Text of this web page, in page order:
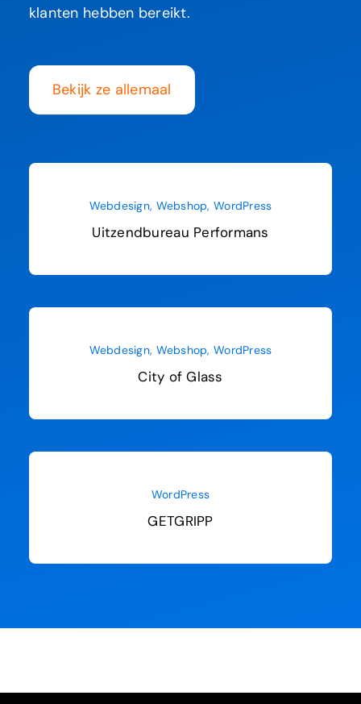
klanten hebben bereikt.
Bekijk ze allemaal
Webdesign, Webshop, WordPress
Uitzendbureau Performans
Webdesign, Webshop, WordPress
City of Glass
WordPress
GETGRIPP